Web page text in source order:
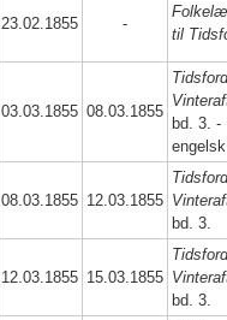
23.02.1855 -
til
03.03.1855 08.03.1855
bd. 3. -
engelsk
08.03.1855 12.03.1855
bd. 3.
12.03.1855 15.03.1855
bd. 3.